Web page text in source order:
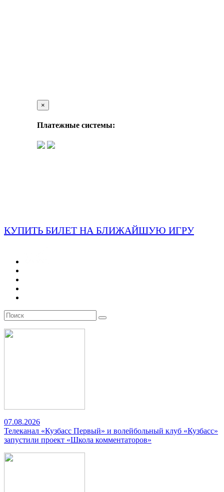
×
Платежные системы:
КУПИТЬ БИЛЕТ НА БЛИЖАЙШУЮ ИГРУ
07.08.2026
Телеканал «Кузбасс Первый» и волейбольный клуб «Кузбасс»
запустили проект «Школа комментаторов»